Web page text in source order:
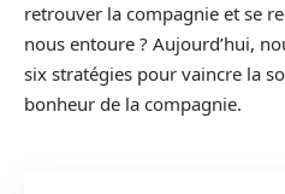
retrouver la compagnie et se
nous entoure ? Aujourd’hui,
six stratégies pour vaincre la
bonheur de la compagnie.